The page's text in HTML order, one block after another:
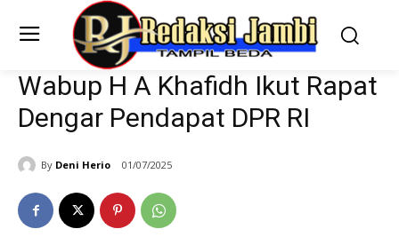
Wabup H A Khafidh Ikut Rapat
Dengar Pendapat DPR RI
By Deni Herio 01/07/2025